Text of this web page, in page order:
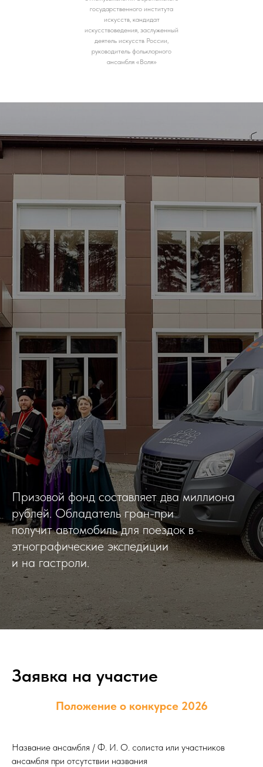
государственного института
искусств, кандидат
искусствоведения, заслуженный
деятель искусств России,
руководитель фольклорного
ансамбля «Воля»
Призовой фонд составляет два миллиона
рублей. Обладатель гран-при
получит автомобиль для поездок в
этнографические экспедиции
и на гастроли.
Заявка на участие
Положение о конкурсе 2026
Название ансамбля / Ф. И. О. солиста или участников
ансамбля при отсутствии названия